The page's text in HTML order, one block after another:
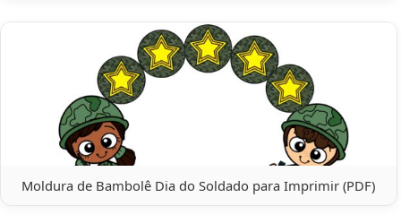
Moldura de Bambolê Dia do Soldado para Imprimir (PDF)